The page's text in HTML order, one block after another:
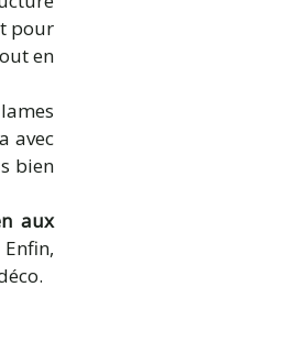
pour
en
avec
bien
aux